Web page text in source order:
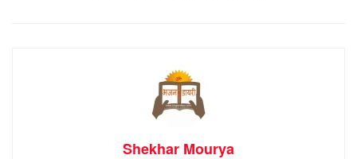
Shekhar Mourya